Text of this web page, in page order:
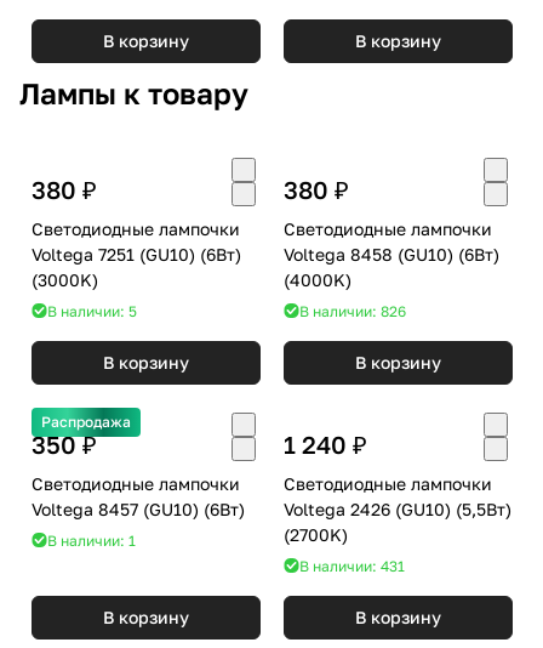
В корзину В корзину
Лампы к товару
380 ₽
Светодиодные лампочки
Voltega 7251 (GU10) (6Вт)
(3000K)
В наличии: 5
В корзину
380 ₽
Светодиодные лампочки
Voltega 8458 (GU10) (6Вт)
(4000K)
В наличии: 826
В корзину
Распродажа
350 ₽
Светодиодные лампочки
Voltega 8457 (GU10) (6Вт)
В наличии: 1
В корзину
1 240 ₽
Светодиодные лампочки
Voltega 2426 (GU10) (5,5Вт)
(2700K)
В наличии: 431
В корзину